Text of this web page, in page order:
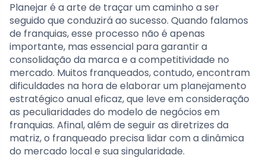
Planejar é a arte de traçar um caminho a ser
seguido que conduzirá ao sucesso. Quando falamos
de franquias, esse processo não é apenas
importante, mas essencial para garantir a
consolidação da marca e a competitividade no
mercado. Muitos franqueados, contudo, encontram
dificuldades na hora de elaborar um planejamento
estratégico anual eficaz, que leve em consideração
as peculiaridades do modelo de negócios em
franquias. Afinal, além de seguir as diretrizes da
matriz, o franqueado precisa lidar com a dinâmica
do mercado local e sua singularidade.